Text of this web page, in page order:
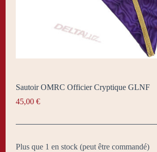
Sautoir OMRC Officier Cryptique GLNF
45,00 €
Plus que 1 en stock (peut être commandé)